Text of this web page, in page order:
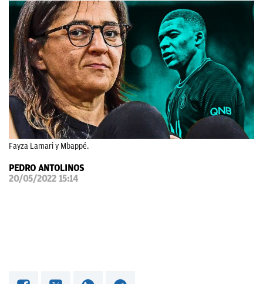
PAPARAZZI
OKDIARIO
Fayza Lamari y Mbappé.
PEDRO ANTOLINOS
20/05/2022 15:14